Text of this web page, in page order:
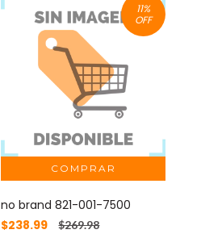
11%
OFF
no brand 821-001-7500
$238.99
$269.98